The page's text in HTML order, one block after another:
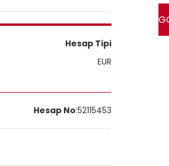
Hesap Tipi
EUR
Hesap No:52115453